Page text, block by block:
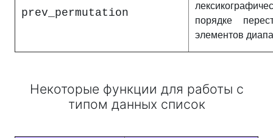
prev_permutation
порядке
элементов
Некоторые функции для работы с
типом данных список